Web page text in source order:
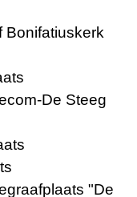
Bonifatiuskerk
De Steeg
"De